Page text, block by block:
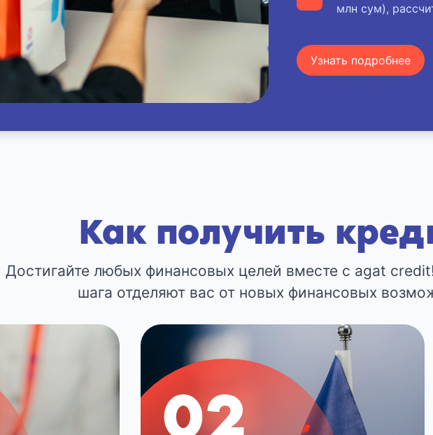
млн сум),
Узнать подробнее
Как получить
Достигайте любых финансовых целей вместе с agat
шага отделяют вас от новых финансовых
02